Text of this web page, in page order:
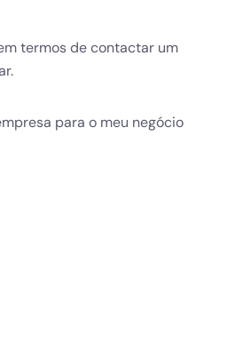
termos de contactar um
para o meu negócio